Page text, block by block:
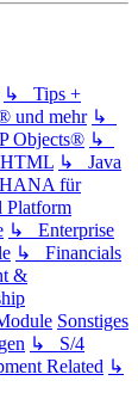
↳ Tips +
und mehr ↳
Objects® ↳
↳ Java
für
↳ Enterprise
↳ Financials
&
Sonstiges
↳ S/4
Related ↳